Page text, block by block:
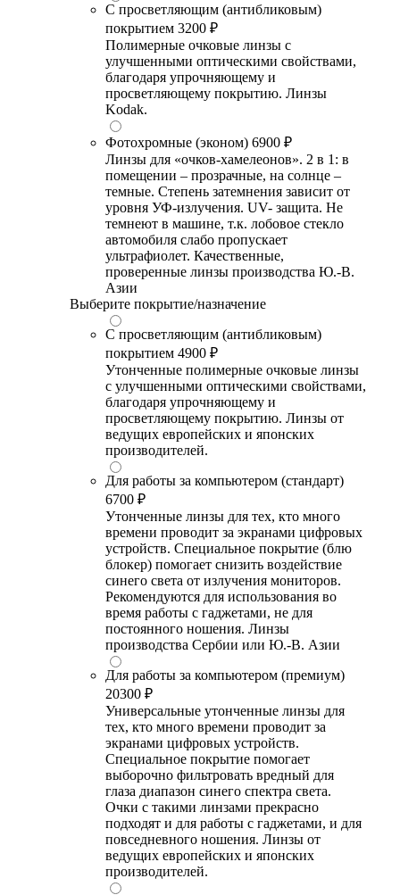
С просветляющим (антибликовым)
покрытием 3200 ₽
Полимерные очковые линзы с
улучшенными оптическими свойствами,
благодаря упрочняющему и
просветляющему покрытию. Линзы
Kodak.
Фотохромные (эконом) 6900 ₽
Линзы для «очков-хамелеонов». 2 в 1: в
помещении – прозрачные, на солнце –
темные. Степень затемнения зависит от
уровня УФ-излучения. UV- защита. Не
темнеют в машине, т.к. лобовое стекло
автомобиля слабо пропускает
ультрафиолет. Качественные,
проверенные линзы производства Ю.-В.
Азии
Выберите покрытие/назначение
С просветляющим (антибликовым)
покрытием 4900 ₽
Утонченные полимерные очковые линзы
с улучшенными оптическими свойствами,
благодаря упрочняющему и
просветляющему покрытию. Линзы от
ведущих европейских и японских
производителей.
Для работы за компьютером (стандарт)
6700 ₽
Утонченные линзы для тех, кто много
времени проводит за экранами цифровых
устройств. Специальное покрытие (блю
блокер) помогает снизить воздействие
синего света от излучения мониторов.
Рекомендуются для использования во
время работы с гаджетами, не для
постоянного ношения. Линзы
производства Сербии или Ю.-В. Азии
Для работы за компьютером (премиум)
20300 ₽
Универсальные утонченные линзы для
тех, кто много времени проводит за
экранами цифровых устройств.
Специальное покрытие помогает
выборочно фильтровать вредный для
глаза диапазон синего спектра света.
Очки с такими линзами прекрасно
подходят и для работы с гаджетами, и для
повседневного ношения. Линзы от
ведущих европейских и японских
производителей.